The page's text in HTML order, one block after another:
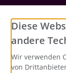
Social Media
Diese
andere
Wir verwenden
von